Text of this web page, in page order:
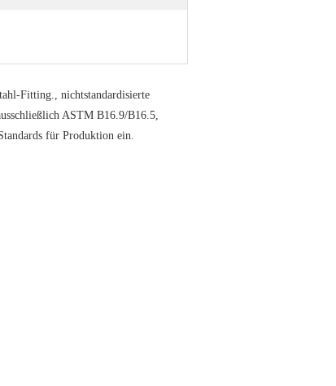
Fitting., nichtstandardisierte
ASTM B16.9/B16.5,
für Produktion ein.